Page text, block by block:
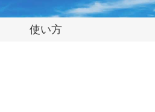
使い方